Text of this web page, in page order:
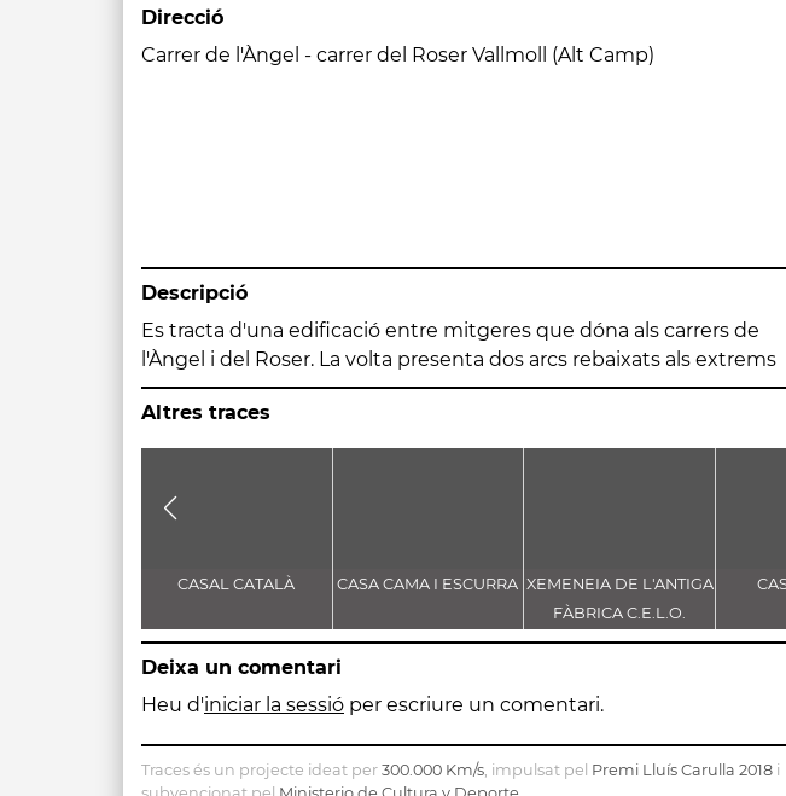
Direcció
Carrer de l'Àngel - carrer del Roser Vallmoll (Alt Camp)
Descripció
Es tracta d'una edificació entre mitgeres que dóna als carrers de
l'Àngel i del Roser. La volta presenta dos arcs rebaixats als extrems
Altres traces
CASAL CATALÀ CASA CAMA I ESCURRA XEMENEIA DE L'ANTIGA
FÀBRICA C.E.L.O.
Deixa un comentari
Heu d'iniciar la sessió per escriure un comentari.
Traces és un projecte ideat per 300.000 Km/s, impulsat pel Premi Lluís Carulla 2018 i